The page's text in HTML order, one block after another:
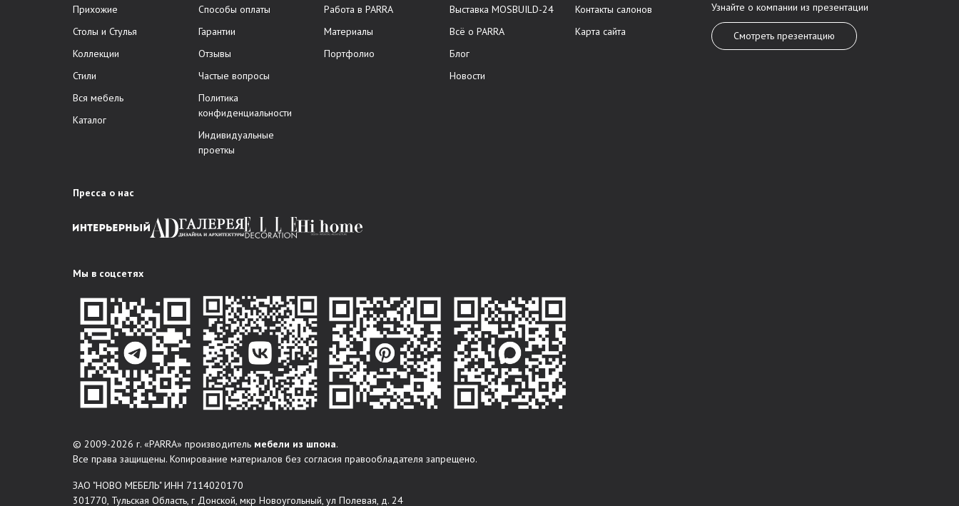
Прихожие
Столы и Стулья
Коллекции
Стили
Вся мебель
Каталог
Способы оплаты
Гарантии
Отзывы
Частые вопросы
Политика
конфиденциальности
Индивидуальные
проеткы
Работа в PARRA
Материалы
Портфолио
Выставка MOSBUILD-24
Всё о PARRA
Блог
Новости
Контакты салонов
Карта сайта
Узнайте о компании из презентации
Смотреть презентацию
Пресса о нас
Мы в соцсетях
© 2009-2026 г. «PARRA» производитель мебели из шпона.
Все права защищены. Копирование материалов без согласия правообладателя запрещено.
ЗАО "НОВО МЕБЕЛЬ" ИНН 7114020170
301770, Тульская Область, г Донской, мкр Новоугольный, ул Полевая, д. 24